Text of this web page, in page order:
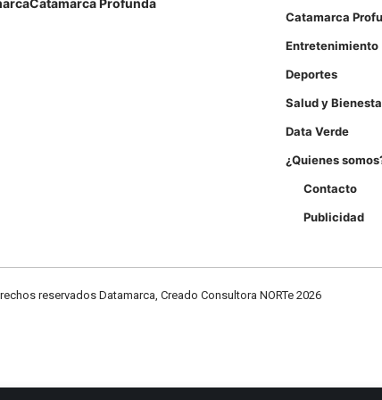
Catamarca Profunda
Catamarca
Entretenimiento
Deportes
Salud y
Data Verde
¿Quienes
Contacto
Publicidad
reservados Datamarca, Creado Consultora NORTe 2026